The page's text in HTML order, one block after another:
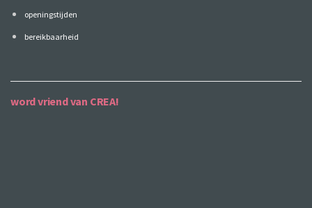
openingstijden
bereikbaarheid
word vriend van CREA!